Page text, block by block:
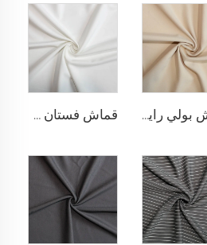
قماش بولي رايون لسترة البلازر قماش فستان مطاطي من البوليستر والرايون